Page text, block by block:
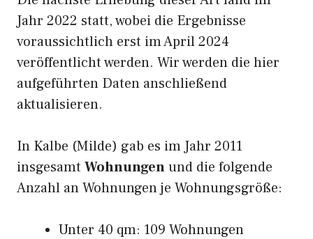
Jahr 2022 statt, wobei die Ergebnisse
voraussichtlich erst im April 2024
veröffentlicht werden. Wir werden die hier
aufgeführten Daten anschließend
aktualisieren.
In Kalbe (Milde) gab es im Jahr 2011
insgesamt Wohnungenund die folgende
Anzahl an Wohnungen je Wohnungsgröße:
Unter 40 qm: 109 Wohnungen